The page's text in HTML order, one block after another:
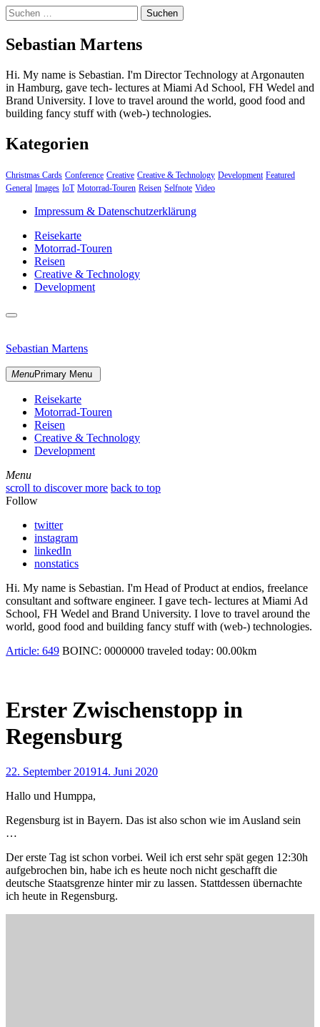
Suchen
nach:
Sebastian Martens
Hi. My name is Sebastian. I'm Director Technology at Argonauten
in Hamburg, gave tech- lectures at Miami Ad School, FH Wedel and
Brand University. I love to travel around the world, good food and
building fancy stuff with (web-) technologies.
Kategorien
Christmas Cards Conference Creative Creative & Technology Development Featured
General Images IoT Motorrad-Touren Reisen Selfnote Video
Impressum & Datenschutzerklärung
Reisekarte
Motorrad-Touren
Reisen
Creative & Technology
Development
close
content
Sebastian Martens
MenuPrimary Menu
Reisekarte
Motorrad-Touren
Reisen
Creative & Technology
Development
Menu
Menu
scroll to discover more back to top
Follow
twitter
instagram
linkedIn
nonstatics
Hi. My name is Sebastian. I'm Head of Product at endios, freelance
consultant and software engineer. I gave tech- lectures at Miami Ad
School, FH Wedel and Brand University. I love to travel around the
world, good food and building fancy stuff with (web-) technologies.
Article: 649 BOINC: 0000000 traveled today: 00.00km
Erster Zwischenstopp in
Regensburg
22. September 201914. Juni 2020
Hallo und Humppa,
Regensburg ist in Bayern. Das ist also schon wie im Ausland sein
…
Der erste Tag ist schon vorbei. Weil ich erst sehr spät gegen 12:30h
aufgebrochen bin, habe ich es heute noch nicht geschafft die
deutsche Staatsgrenze hinter mir zu lassen. Stattdessen übernachte
ich heute in Regensburg.